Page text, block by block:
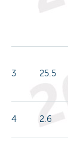
3 25.5
4 2.6